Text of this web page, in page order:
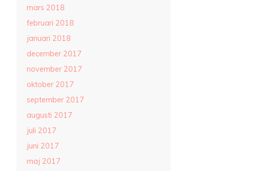
mars 2018
februari 2018
januari 2018
december 2017
november 2017
oktober 2017
september 2017
augusti 2017
juli 2017
juni 2017
maj 2017